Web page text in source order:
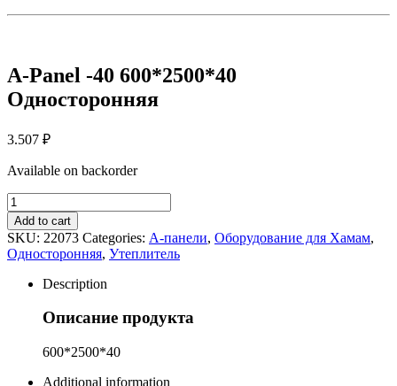
A-Panel -40 600*2500*40
Односторонняя
3.507 ₽
Available on backorder
A-
Panel
-40
600*2500*40
Односторонняя
quantity
Add to cart
SKU: 22073 Categories: А-панели, Оборудование для Хамам,
Односторонняя, Утеплитель
Description
Описание продукта
600*2500*40
Additional information